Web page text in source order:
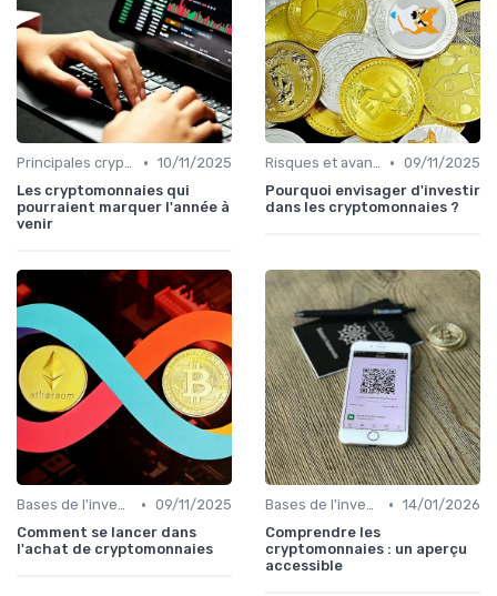
Principales cryptomonnaies pour l'investissement • 10/11/2025
Les cryptomonnaies qui
pourraient marquer l'année à
venir
Risques et avantages • 09/11/2025
Pourquoi envisager d'investir
dans les cryptomonnaies ?
Bases de l'investissement en cryptomonnaies • 09/11/2025
Comment se lancer dans
l'achat de cryptomonnaies
Bases de l'investissement en cryptomonnaies • 14/01/2026
Comprendre les
cryptomonnaies : un aperçu
accessible